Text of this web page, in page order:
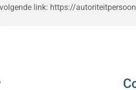
link: https://
persoonsgegevens beveiligen